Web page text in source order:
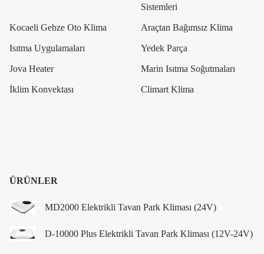
Sistemleri
Kocaeli Gebze Oto Klima Araçtan Bağımsız Klima
Isıtma Uygulamaları Yedek Parça
Jova Heater Marin Isıtma Soğutmaları
İklim Konvektası Climart Klima
ÜRÜNLER
MD2000 Elektrikli Tavan Park Kliması (24V)
D-10000 Plus Elektrikli Tavan Park Kliması (12V-24V)